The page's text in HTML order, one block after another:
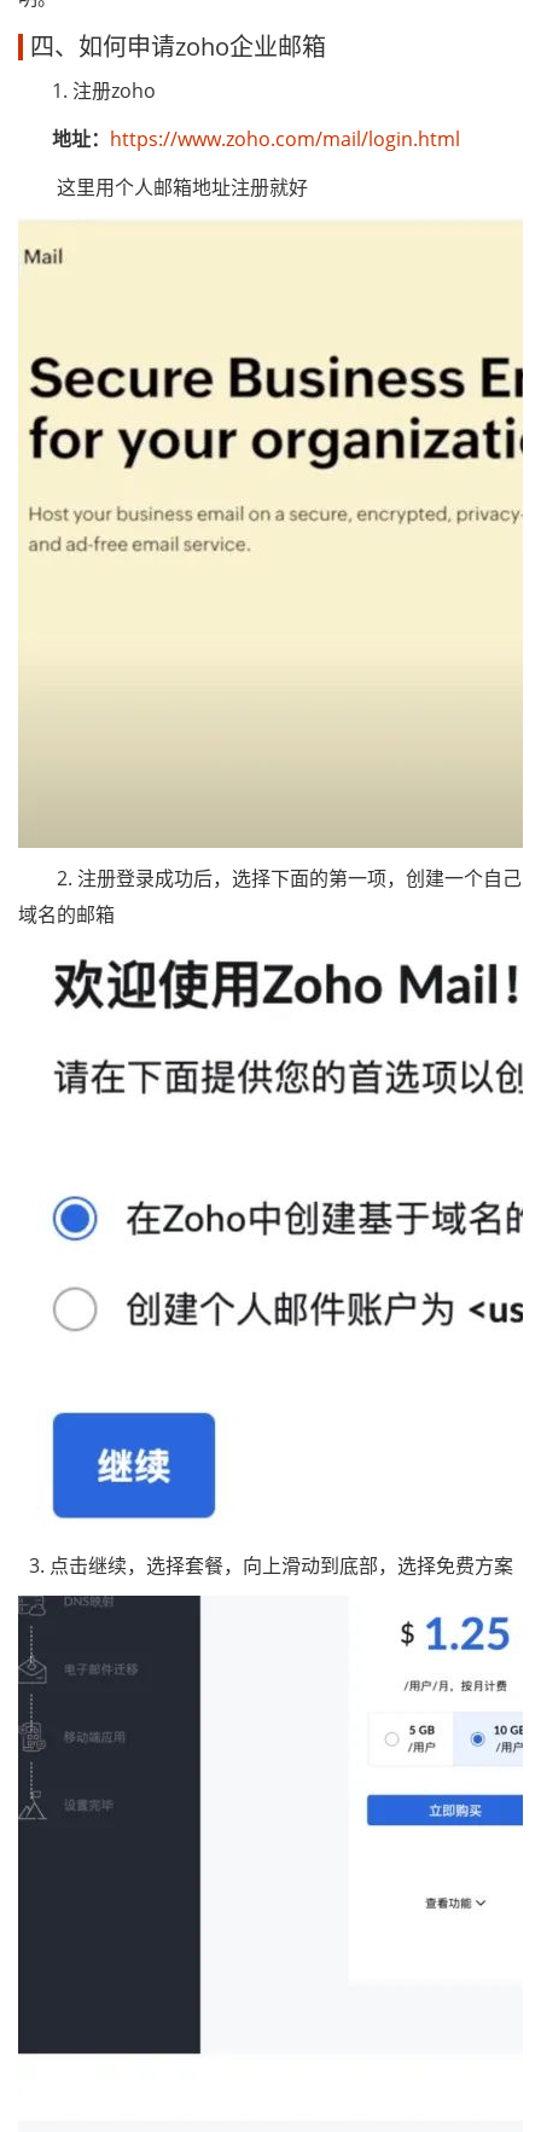
四、如何申请zoho企业邮箱
1. 注册zoho
地址： https://www.zoho.com/mail/login.html
这里用个人邮箱地址注册就好
2. 注册登录成功后，选择下面的第一项，创建一个自己
域名的邮箱
3. 点击继续，选择套餐，向上滑动到底部，选择免费方案